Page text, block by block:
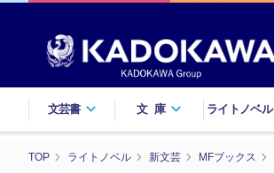
文芸書 文庫 ライトノベル
TOP ライトノベル 新文芸 MFブックス